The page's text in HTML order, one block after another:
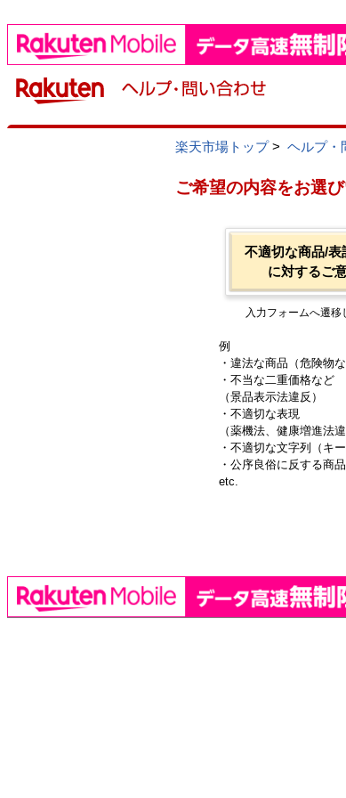
楽天市場トップ> ヘルプ・
ご希望の内容をお選
不適切な商品/表
に対するご
入力フォームへ遷移
例
・違法な商品（危険物な
・不当な二重価格など
（景品表示法違反）
・不適切な表現
（薬機法、健康増進法違
・不適切な文字列（キ
・公序良俗に反する商品
etc.